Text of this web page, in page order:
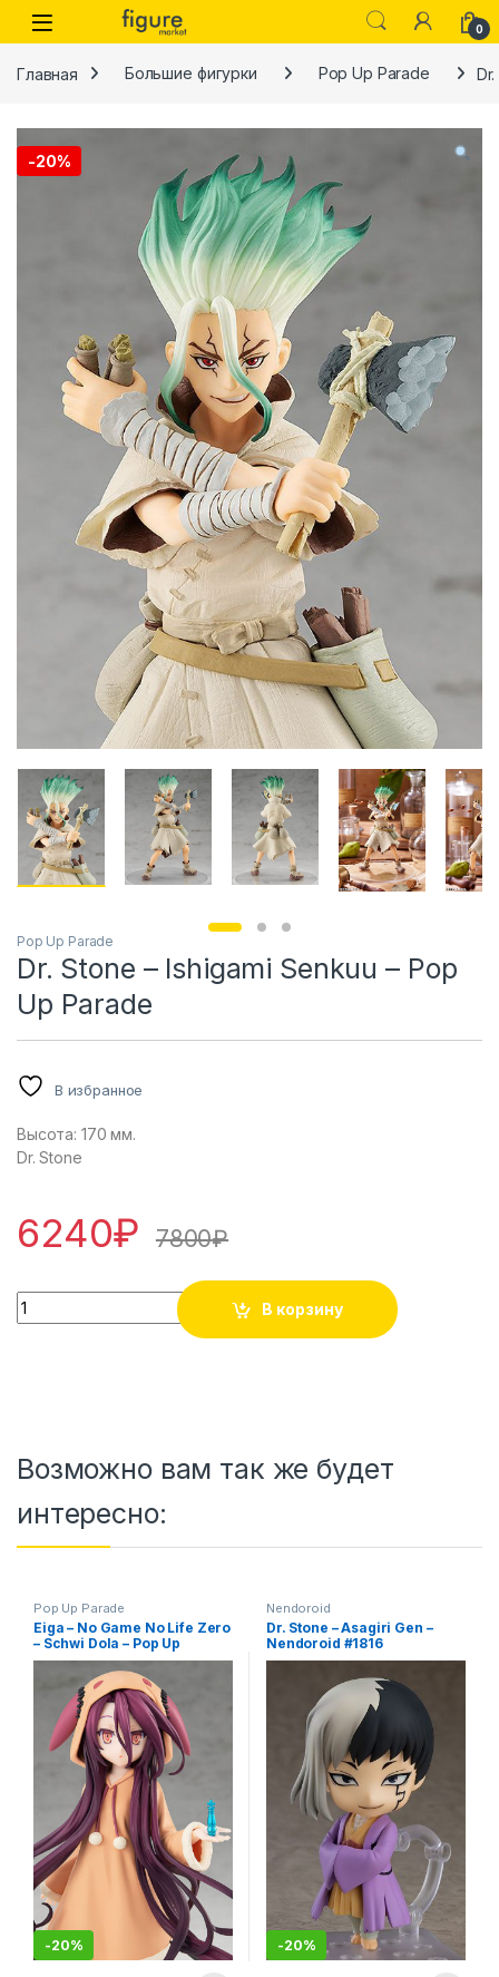
Перейти к навигации
Перейти к контенту
0
Главная Большие фигурки Pop Up Parade
-20%
Pop Up Parade
Dr. Stone – Ishigami Senkuu – Pop
Up Parade
В избранное
Высота: 170 мм.
Dr. Stone
6240₽ 7800₽
Dr. Stone - Ishigami Senkuu - Pop Up Parade количество
В корзину
Возможно вам так же будет
интересно:
Pop Up Parade
Eiga – No Game No Life Zero
– Schwi Dola – Pop Up
Parade
-20%
Nendoroid
Dr. Stone – Asagiri Gen –
Nendoroid #1816
-20%